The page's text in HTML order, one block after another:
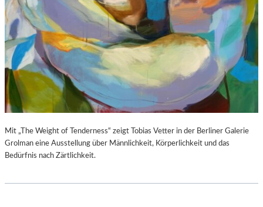
Mit „The Weight of Tenderness“ zeigt Tobias Vetter in der Berliner Galerie
Grolman eine Ausstellung über Männlichkeit, Körperlichkeit und das
Bedürfnis nach Zärtlichkeit.